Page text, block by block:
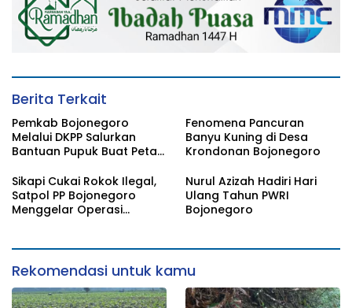
Berita Terkait
Pemkab Bojonegoro
Melalui DKPP Salurkan
Bantuan Pupuk Buat Petani
Fenomena Pancuran
Banyu Kuning di Desa
Krondonan Bojonegoro
Sikapi Cukai Rokok Ilegal,
Satpol PP Bojonegoro
Menggelar Operasi
Nurul Azizah Hadiri Hari
Ulang Tahun PWRI
Bojonegoro
Rekomendasi untuk kamu